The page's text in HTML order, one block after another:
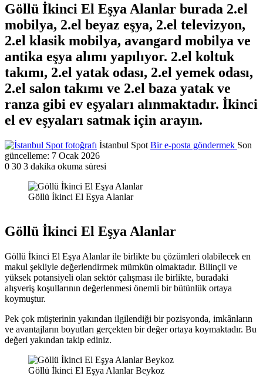
Göllü İkinci El Eşya Alanlar burada 2.el
mobilya, 2.el beyaz eşya, 2.el televizyon,
2.el klasik mobilya, avangard mobilya ve
antika eşya alımı yapılıyor. 2.el koltuk
takımı, 2.el yatak odası, 2.el yemek odası,
2.el salon takımı ve 2.el baza yatak ve
ranza gibi ev eşyaları alınmaktadır. İkinci
el ev eşyaları satmak için arayın.
İstanbul Spot Bir e-posta göndermek Son
güncelleme: 7 Ocak 2026
0 30 3 dakika okuma süresi
Göllü İkinci El Eşya Alanlar
Göllü İkinci El Eşya Alanlar
Göllü İkinci El Eşya Alanlar ile birlikte bu çözümleri olabilecek en
makul şekliyle değerlendirmek mümkün olmaktadır. Bilinçli ve
yüksek potansiyeli olan sektör çalışması ile birlikte, buradaki
alışveriş koşullarının değerlenmesi önemli bir bütünlük ortaya
koymuştur.
Pek çok müşterinin yakından ilgilendiği bir pozisyonda, imkânların
ve avantajların boyutları gerçekten bir değer ortaya koymaktadır. Bu
değeri yakından takip ediniz.
Göllü İkinci El Eşya Alanlar Beykoz